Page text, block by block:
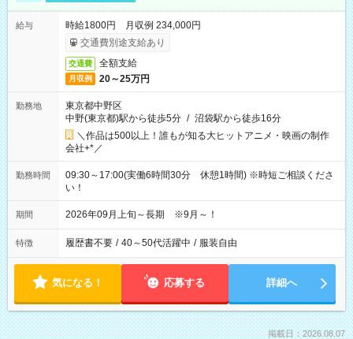
給与
時給1800円 月収例 234,000円
交通費別途支給あり
交通費 全額支給
月収例 20～25万円
勤務地
東京都中野区
中野(東京都)駅から徒歩5分 / 沼袋駅から徒歩16分
＼作品は500以上！誰もが知る大ヒットアニメ・映画の制作
会社+*／
勤務時間
09:30～17:00(実働6時間30分 休憩1時間) ※時短ご相談くださ
い！
期間 2026年09月上旬～長期 ※9月～！
特徴 履歴書不要 / 40～50代活躍中 / 服装自由
気になる！ 応募する 詳細へ
掲載日：2026.08.07